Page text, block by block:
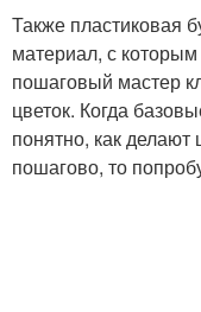
Также пластиковая
материал, с
пошаговый мастер
цветок. Когда
понятно, как делают
пошагово, то